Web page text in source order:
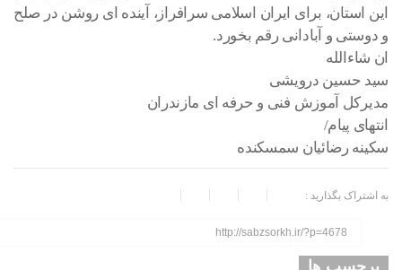
این استان، برای ایران اسلامی سرافراز، آینده ای روشن در صلح
و دوستی و آبادانی رقم بخورد.
ان شاءالله
سید حسین درویشی
مدیرکل آموزش فنی و حرفه ای مازندران
انتهای پیام/
سکینه رضائیان سمسکنده
به اشتراک بگذارید :
http://sabzsorkh.ir/?p=4678
برچسب ها